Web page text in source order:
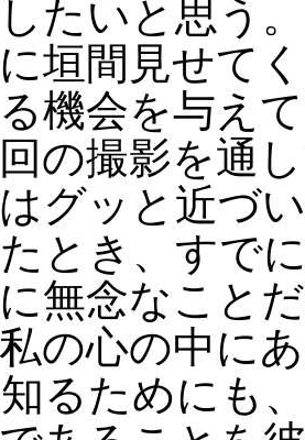
たいと思う
垣間見せて
機会を与え
の撮影を通
グッと近づ
とき、すで
無念なこと
の心の中に
るためにも